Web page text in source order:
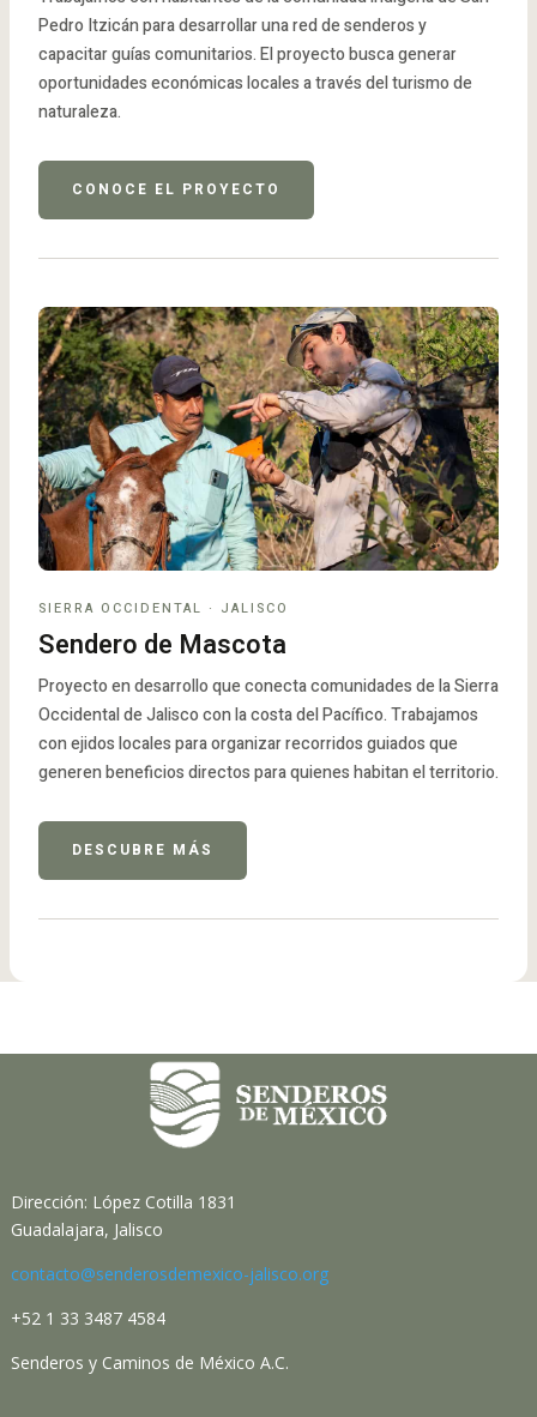
Pedro Itzicán para desarrollar una red de senderos y
capacitar guías comunitarios. El proyecto busca generar
oportunidades económicas locales a través del turismo de
naturaleza.
CONOCE EL PROYECTO
SIERRA OCCIDENTAL · JALISCO
Sendero de Mascota
Proyecto en desarrollo que conecta comunidades de la Sierra
Occidental de Jalisco con la costa del Pacífico. Trabajamos
con ejidos locales para organizar recorridos guiados que
generen beneficios directos para quienes habitan el territorio.
DESCUBRE MÁS
Dirección: López Cotilla 1831
Guadalajara, Jalisco
contacto@senderosdemexico-jalisco.org
+52 1 33 3487 4584
Senderos y Caminos de México A.C.